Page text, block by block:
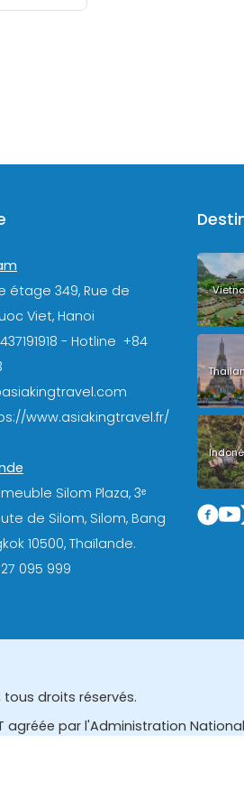
étage 349, Rue de
Viet, Hanoi
- Hotline +84
www.asiakingtravel.fr/
Silom Plaza, 3ᵉ
de Silom, Silom, Bang
10500, Thaïlande.
095 999
droits réservés.
agréée par l'Administration